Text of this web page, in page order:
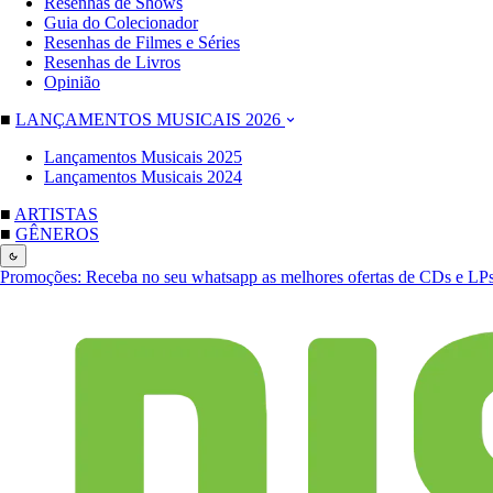
Guia do Colecionador
Resenhas de Filmes e Séries
Resenhas de Livros
Opinião
■ LANÇAMENTOS MUSICAIS 2026
Lançamentos Musicais 2025
Lançamentos Musicais 2024
■ ARTISTAS
■ GÊNEROS
Promoções: Receba no seu whatsapp as melhores ofertas de CDs e